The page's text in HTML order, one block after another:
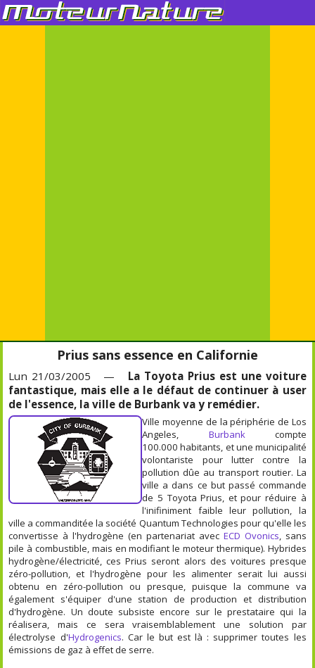
Prius sans essence en Californie
Lun 21/03/2005 — La Toyota Prius est une voiture
fantastique, mais elle a le défaut de continuer à user
de l'essence, la ville de Burbank va y remédier.
Ville moyenne de la périphérie de Los
Angeles, Burbankcompte
100.000 habitants, et une municipalité
volontariste pour lutter contre la
pollution dûe au transport routier. La
ville a dans ce but passé commande
de 5 Toyota Prius, et pour réduire à
l'inifiniment faible leur pollution, la
ville a commanditée la société Quantum Technologies pour qu'elle les
convertisse à l'hydrogène (en partenariat avec ECD Ovonics, sans
pile à combustible, mais en modifiant le moteur thermique). Hybrides
hydrogène/électricité, ces Prius seront alors des voitures presque
zéro-pollution, et l'hydrogène pour les alimenter serait lui aussi
obtenu en zéro-pollution ou presque, puisque la commune va
également s'équiper d'une station de production et distribution
d'hydrogène. Un doute subsiste encore sur le prestataire qui la
réalisera, mais ce sera vraisemblablement une solution par
électrolyse d'Hydrogenics. Car le but est là : supprimer toutes les
émissions de gaz à effet de serre.